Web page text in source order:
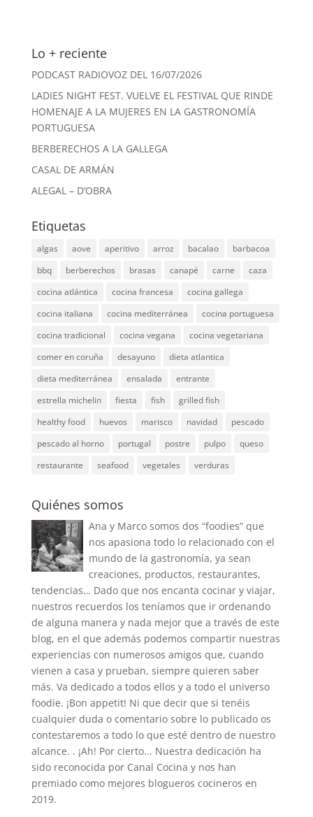
Lo + reciente
PODCAST RADIOVOZ DEL 16/07/2026
LADIES NIGHT FEST. VUELVE EL FESTIVAL QUE RINDE
HOMENAJE A LA MUJERES EN LA GASTRONOMÍA
PORTUGUESA
BERBERECHOS A LA GALLEGA
CASAL DE ARMÁN
ALEGAL – D’OBRA
Etiquetas
algas aove aperitivo arroz bacalao
barbacoa
bbq
berberechos brasas canapé carne
caza
cocina atlántica
cocina francesa
cocina gallega
cocina italiana
cocina mediterránea
cocina portuguesa
cocina tradicional
cocina vegana
cocina vegetariana
comer en coruña
desayuno
dieta atlantica
dieta mediterránea
ensalada
entrante
estrella michelin
fiesta fish
grilled fish
healthy food
huevos marisco navidad
pescado
pescado al horno
portugal postre pulpo
queso
restaurante
seafood vegetales verduras
Quiénes somos
Ana y Marco somos dos “foodies” que
nos apasiona todo lo relacionado con el
mundo de la gastronomía, ya sean
creaciones, productos, restaurantes,
tendencias… Dado que nos encanta cocinar y viajar,
nuestros recuerdos los teníamos que ir ordenando
de alguna manera y nada mejor que a través de este
blog, en el que además podemos compartir nuestras
experiencias con numerosos amigos que, cuando
vienen a casa y prueban, siempre quieren saber
más. Va dedicado a todos ellos y a todo el universo
foodie. ¡Bon appetit! Ni que decir que si tenéis
cualquier duda o comentario sobre lo publicado os
contestaremos a todo lo que esté dentro de nuestro
alcance. . ¡Ah! Por cierto... Nuestra dedicación ha
sido reconocida por Canal Cocina y nos han
premiado como mejores blogueros cocineros en
2019.